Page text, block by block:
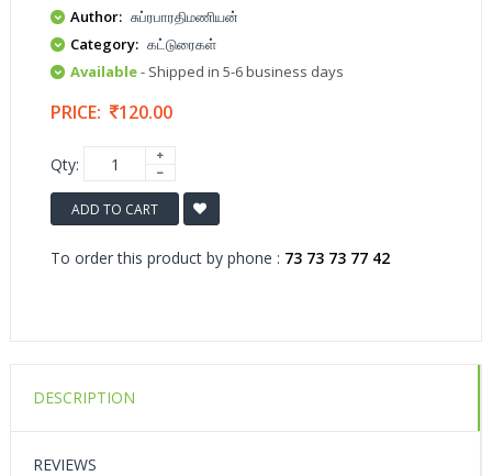
Author: சுப்ரபாரதிமணியன்
Category: கட்டுரைகள்
Available- Shipped in 5-6 business days
PRICE: 120.00
Qty:
ADD TO CART
To order this product by phone : 73 73 73 77 42
DESCRIPTION
REVIEWS